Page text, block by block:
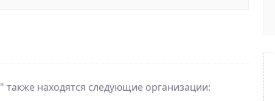
" также находятся следующие организации: